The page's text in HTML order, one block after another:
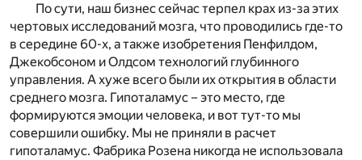
По сути, наш бизнес сейчас терпел крах из-за этих
чертовых исследований мозга, что проводились где-то
в середине 60-х, а также изобретения Пенфилдом,
Джекобсоном и Олдсом технологий глубинного
управления. А хуже всего были их открытия в области
среднего мозга. Гипоталамус – это место, где
формируются эмоции человека, и вот тут-то мы
совершили ошибку. Мы не приняли в расчет
гипоталамус. Фабрика Розена никогда не использовала